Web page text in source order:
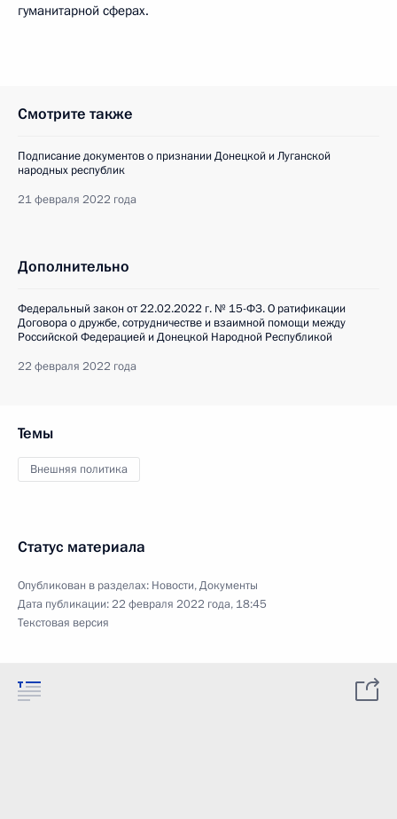
гуманитарной сферах.
Смотрите также
Подписание документов о признании Донецкой и Луганской
народных республик
21 февраля 2022 года
Дополнительно
Федеральный закон от 22.02.2022 г. № 15-ФЗ. О ратификации
Договора о дружбе, сотрудничестве и взаимной помощи между
Российской Федерацией и Донецкой Народной Республикой
22 февраля 2022 года
Темы
Внешняя политика
Статус материала
Опубликован в разделах: Новости,Документы
Дата публикации:22 февраля 2022 года, 18:45
Текстовая версия